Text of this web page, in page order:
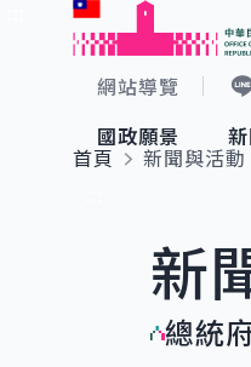
跳到主要內容
網站導覽
國政願景
國家氣候變遷對策
重要談話
總統府新聞
影音頻道
賴清德總統
參觀資訊
首頁
新聞與活動
新
總統